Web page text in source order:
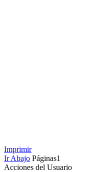
Imprimir
Ir Abajo Páginas1
Acciones del Usuario